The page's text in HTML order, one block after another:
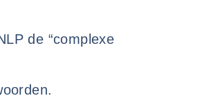
de “complexe